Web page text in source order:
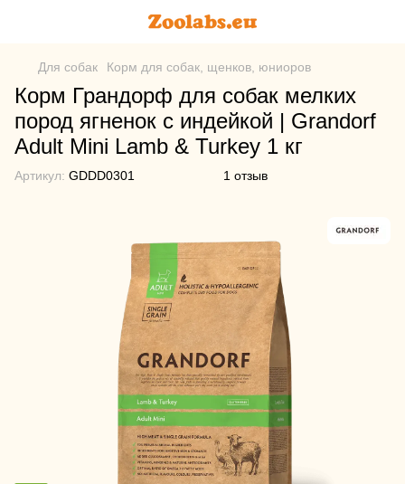
Для собак Корм для собак, щенков, юниоров
Корм Грандорф для собак мелких
пород ягненок с индейкой | Grandorf
Adult Mini Lamb & Turkey 1 кг
Артикул: GDDD0301 1 отзыв